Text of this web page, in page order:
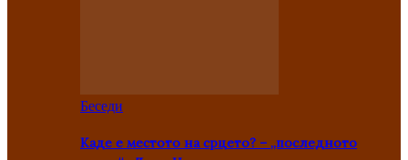
Беседи
Каде е местото на срцето? – „последното